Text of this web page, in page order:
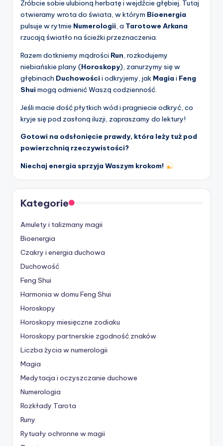
Zróbcie sobie ulubioną herbatę i wejdźcie głębiej. Tutaj
otwieramy wrota do świata, w którym Bioenergia
pulsuje w rytmie Numerologii, a Tarotowe Arkana
rzucają światło na ścieżki przeznaczenia.
Razem dotkniemy mądrości Run, rozkodujemy
niebiańskie plany (Horoskopy), zanurzymy się w
głębinach Duchowości i odkryjemy, jak Magia i Feng
Shui mogą odmienić Waszą codzienność.
Jeśli macie dość płytkich wód i pragniecie odkryć, co
kryje się pod zasłoną iluzji, zapraszamy do lektury!
Gotowi na odsłonięcie prawdy, która leży tuż pod
powierzchnią rzeczywistości?
Niechaj energia sprzyja Waszym krokom!
Kategorie
Amulety i talizmany magii
Bioenergia
Czakry i energia duchowa
Duchowość
Feng Shui
Harmonia w domu Feng Shui
Horoskopy
Horoskopy miesięczne zodiaku
Horoskopy partnerskie zgodność znaków
Liczba życia w numerologii
Magia
Medytacja i oczyszczanie duchowe
Numerologia
Rozkłady Tarota
Runy
Rytuały ochronne w magii